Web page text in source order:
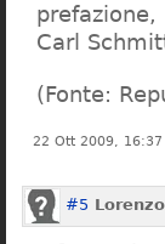
Carl
(Fonte:
22 Ott 2009, 16:37
#5 Lorenzo